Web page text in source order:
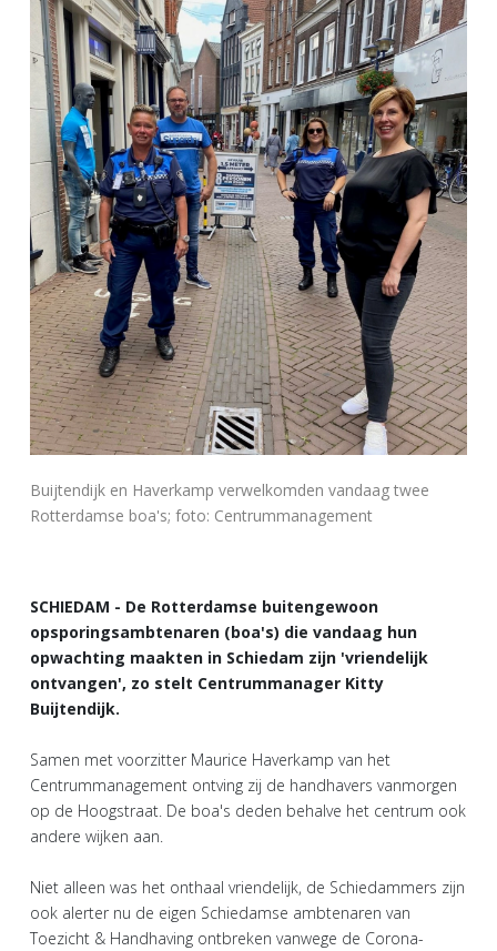
Buijtendijk en Haverkamp verwelkomden vandaag twee
Rotterdamse boa's; foto: Centrummanagement
SCHIEDAM - De Rotterdamse buitengewoon
opsporingsambtenaren (boa's) die vandaag hun
opwachting maakten in Schiedam zijn 'vriendelijk
ontvangen', zo stelt Centrummanager Kitty
Buijtendijk.
Samen met voorzitter Maurice Haverkamp van het
Centrummanagement ontving zij de handhavers vanmorgen
op de Hoogstraat. De boa's deden behalve het centrum ook
andere wijken aan.
Niet alleen was het onthaal vriendelijk, de Schiedammers zijn
ook alerter nu de eigen Schiedamse ambtenaren van
Toezicht & Handhaving ontbreken vanwege de Corona-